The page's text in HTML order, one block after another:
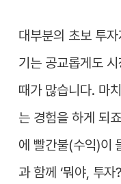
대부분의 초보 투
기는 공교롭게도
때가 많습니다. 마
는 경험을 하게 되
에 빨간불(수익)이
과 함께 ‘뭐야, 투